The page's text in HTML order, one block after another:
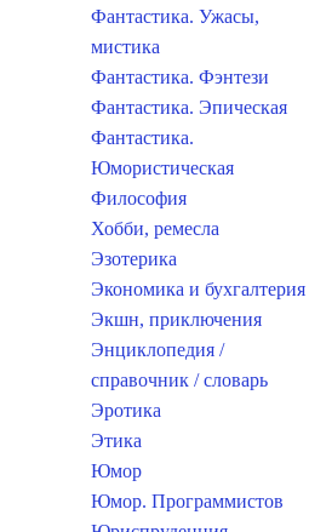
Фантастика. Ужасы,
мистика
Фантастика. Фэнтези
Фантастика. Эпическая
Фантастика.
Юмористическая
Философия
Хобби, ремесла
Эзотерика
Экономика и бухгалтерия
Экшн, приключения
Энциклопедия /
справочник / словарь
Эротика
Этика
Юмор
Юмор. Программистов